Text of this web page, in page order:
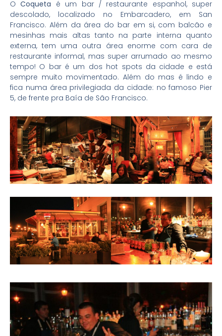
OCoqueta é um bar / restaurante espanhol, super
descolado, localizado no Embarcadero, em San
Francisco. Além da área do bar em si, com balcão e
mesinhas mais altas tanto na parte interna quanto
externa, tem uma outra área enorme com cara de
restaurante informal, mas super arrumado ao mesmo
tempo! O bar é um dos hot spots da cidade e está
sempre muito movimentado. Além do mas é lindo e
fica numa área privilegiada da cidade: no famoso Pier
5, de frente pra Baía de São Francisco.